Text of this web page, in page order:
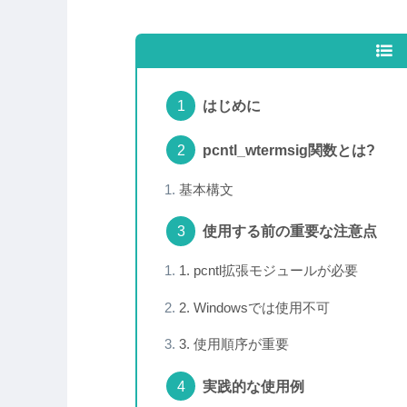
はじめに
pcntl_wtermsig関数とは?
基本構文
使用する前の重要な注意点
1. pcntl拡張モジュールが必要
2. Windowsでは使用不可
3. 使用順序が重要
実践的な使用例